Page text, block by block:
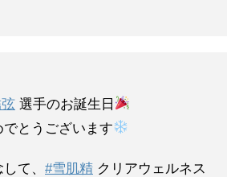
選手のお誕生日
とうございます
て、 #雪肌精 クリアウェルネス